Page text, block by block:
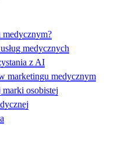
medycznych
z AI
marketingu medycznym
osobistej